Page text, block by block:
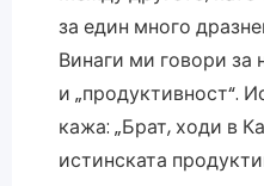
за един много
Винаги ми говори за
и „продуктивност“.
кажа: „Брат, ходи в
истинската